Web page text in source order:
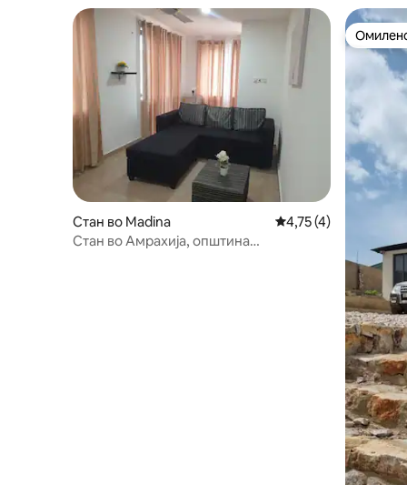
Стан во Madina Просечна оцена:
4,75 (4)
Стан во Амрахија, општина